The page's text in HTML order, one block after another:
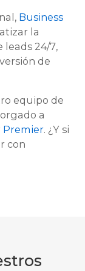
Business
la
leads 24/7,
de
equipo de
a
Premier. ¿Y si
con